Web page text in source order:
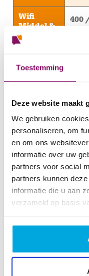
Toestemming
Deze website maakt
We gebruiken
personaliseren, om
en om ons
informatie over uw
partners voor social
partners kunnen
informatie die u aan
verzameld op basis
Wifi
Middel &
TV Start
400
Wifi
Middel &
Complete
400
Wifi
Middel &
TV Max
400
Wifi
Groot &
TV Start
100
Wifi
Groot &
Complete
100
Groot &
100